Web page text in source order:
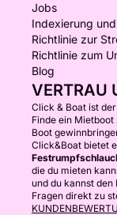
Jobs
Indexierung
Richtlinie zur
Richtlinie zum
Blog
VERTRAU
Click & Boat ist
Finde ein
Boot
Click&Boat bietet
die du mieten
und du kannst
Fragen direkt zu